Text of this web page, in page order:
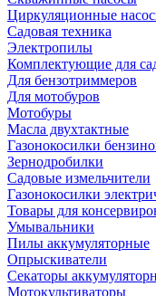
Циркуляционные
Садовая техника
Электропилы
Комплектующие для
Для бензотриммеров
Для мотобуров
Мотобуры
Масла двухтактные
Газонокосилки
Зернодробилки
Садовые измельчители
Газонокосилки
Товары для
Умывальники
Пилы аккумуляторные
Опрыскиватели
Секаторы
Мотокультиваторы